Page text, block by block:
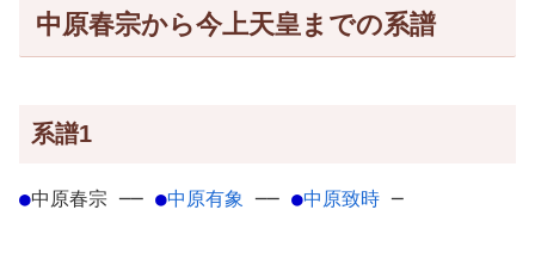
中原春宗から今上天皇までの系譜
系譜1
●中原春宗 ── ●中原有象 ── ●中原致時 ─